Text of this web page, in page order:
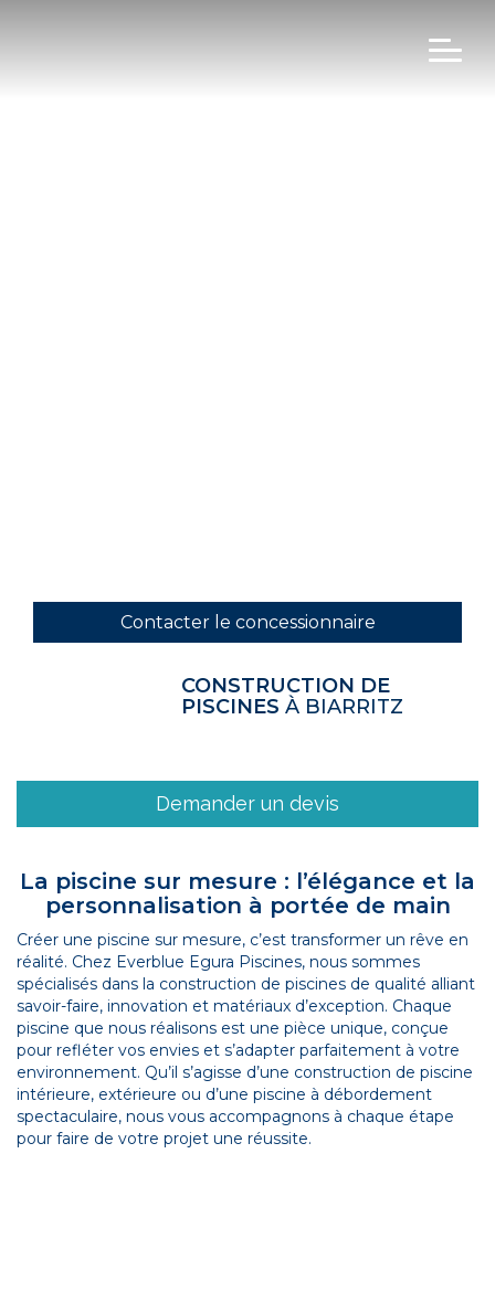
Contacter le concessionnaire
CONSTRUCTION DE
PISCINES À BIARRITZ
Demander un devis
La piscine sur mesure : l’élégance et la
personnalisation à portée de main
Créer une piscine sur mesure, c’est transformer un rêve en
réalité. Chez Everblue Egura Piscines, nous sommes
spécialisés dans la construction de piscines de qualité alliant
savoir-faire, innovation et matériaux d’exception. Chaque
piscine que nous réalisons est une pièce unique, conçue
pour refléter vos envies et s’adapter parfaitement à votre
environnement. Qu’il s’agisse d’une construction de piscine
intérieure, extérieure ou d’une piscine à débordement
spectaculaire, nous vous accompagnons à chaque étape
pour faire de votre projet une réussite.